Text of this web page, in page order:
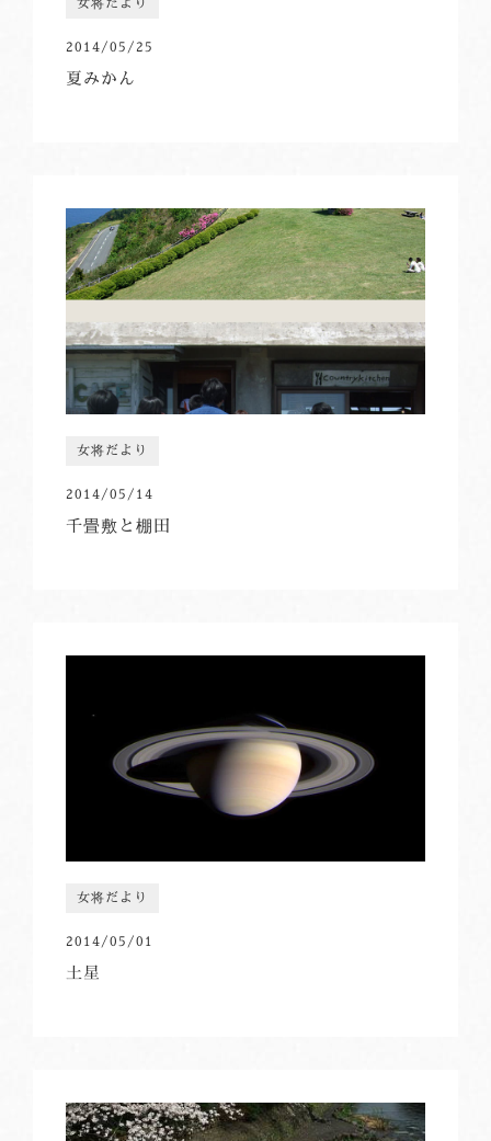
2014/05/25
夏みかん
女将だより
2014/05/14
千畳敷と棚田
女将だより
2014/05/01
土星